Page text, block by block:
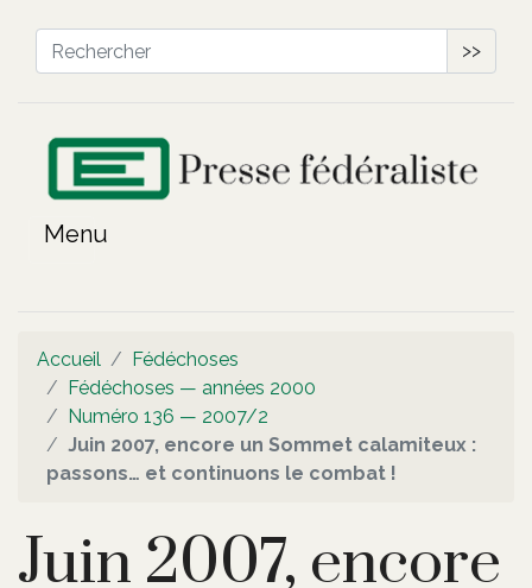
>>
Accueil
Fédéchoses
Fédéchoses — années 2000
Numéro 136 — 2007/2
Juin 2007, encore un Sommet calamiteux :
passons… et continuons le combat !
Juin 2007, encore